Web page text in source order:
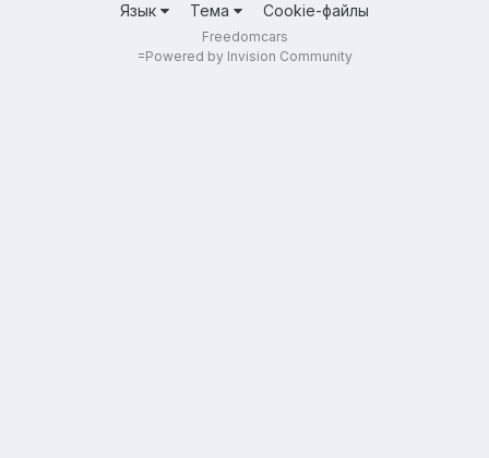
Язык Тема Cookie-файлы
Freedomcars
=Powered by Invision Community